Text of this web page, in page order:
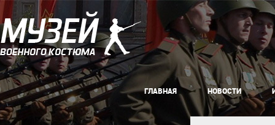
ГЛАВНАЯ НОВОСТИ